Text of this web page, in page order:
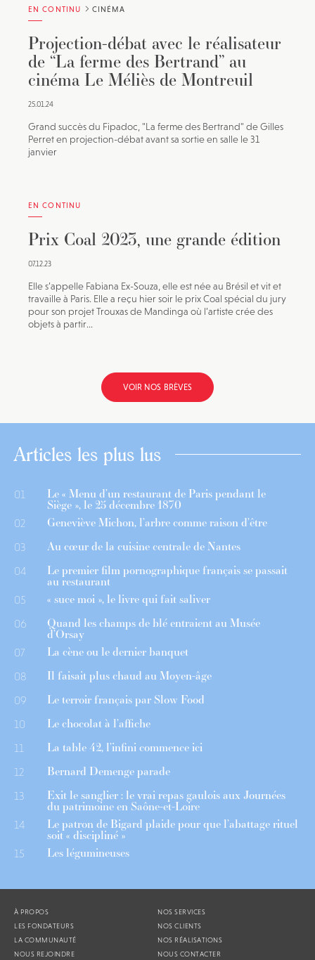
EN CONTINU CINÉMA
Projection-débat avec le réalisateur
de “La ferme des Bertrand” au
cinéma Le Méliès de Montreuil
25.01.24
Grand succès du Fipadoc, "La ferme des Bertrand" de Gilles
Perret en projection-débat avant sa sortie en salle le 31
janvier
EN CONTINU
Prix Coal 2023, une grande édition
07.12.23
Elle s’appelle Fabiana Ex-Souza, elle est née au Brésil et vit et
travaille à Paris. Elle a reçu hier soir le prix Coal spécial du jury
pour son projet Trouxas de Mandinga où l’artiste crée des
objets à partir...
VOIR NOS BRÈVES
Articles les plus lus
01 Le « Menu d’un restaurant de Paris pendant le
Siège », le 25 décembre 1870
02 Geneviève Michon, l’arbre comme raison d’être
03 Au cœur de la cuisine centrale de Nantes
04 Le premier film pornographique français se passait
au restaurant
05 « suce moi », le livre qui fait saliver
06 Quand les champs de blé entraient au Musée
d’Orsay
07 La cène ou le dernier banquet
08 Il faisait plus chaud au Moyen-âge
09 Le terroir français par Slow Food
10 Le chocolat à l’affiche
11 La table 42, l’infini commence ici
12 Bernard Demenge parade
13 Exit le sanglier : le vrai repas gaulois aux Journées
du patrimoine en Saône-et-Loire
14 Le patron de Bigard plaide pour que l’abattage rituel
soit « discipliné »
15 Les légumineuses
À PROPOS
LES FONDATEURS
LA COMMUNAUTÉ
NOUS REJOINDRE
NOS SERVICES
NOS CLIENTS
NOS RÉALISATIONS
NOUS CONTACTER